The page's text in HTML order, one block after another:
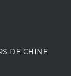
DE CHINE